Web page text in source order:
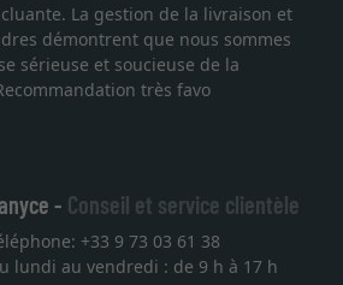
La gestion de la livraison et
démontrent que nous sommes
sérieuse et soucieuse de la
très favo
- Conseil et service clientèle
+33 9 73 03 61 38
lundi au vendredi : de 9 h à 17 h